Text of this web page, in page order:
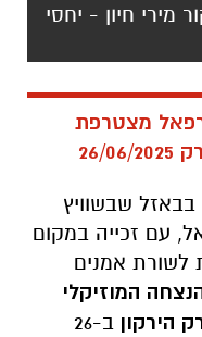
מירי חיון - יחסי
רפאל מצטרפת
שבשוויץ
עם זכייה במקום
2025, מצטרפת לשורת אמנים
המוזיקלי
הירקון
ב-26